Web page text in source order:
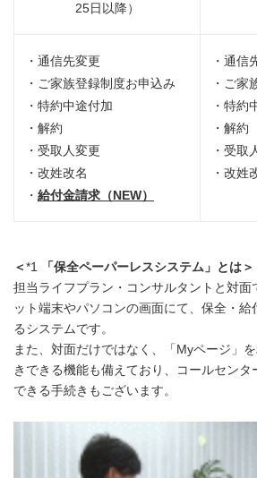
25日以降）
・通信先変更
・ご家族登録制度お申込み
・特約中途付加
・解約
・受取人変更
・改姓改名
・ 給付金請求（NEW）
・通信
・ご家
・特約
・解約
・受取
・改姓
＜ *1
「保全ペーパーレスシステム」とは＞
担当ライフプラン・コンサルタントと対面
ット端末やパソコンの画面にて、保全・給
るシステムです。
また、対面だけではなく、「Myページ」
きできる機能も備えており、コールセン
できる手続きもございます。